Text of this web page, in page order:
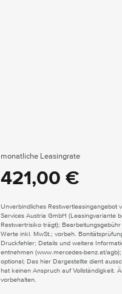
monatliche Leasingrate
421,00 €
Unverbindliches Restwertleasingangebot
Services Austria GmbH (Leasingvariante
Restwertrisiko trägt);
Werte inkl. MwSt.; vorbeh.
Druckfehler; Details und weitere
entnehmen (www.mercedes-benz.at/
optional; Das hier Dargestellte dient
hat keinen Anspruch auf Vollständigkeit.
vorbehalten.